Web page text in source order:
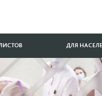
ДЛЯ